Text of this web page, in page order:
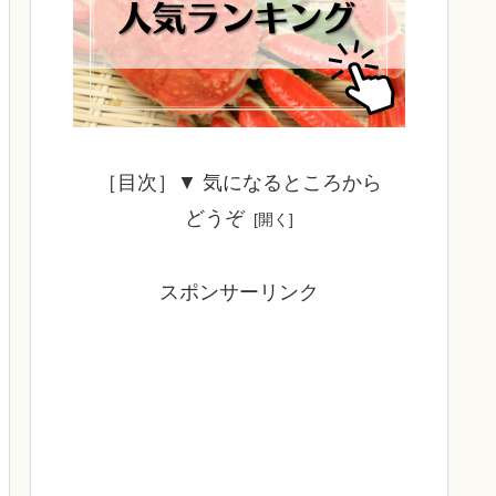
［目次］▼ 気になるところから
どうぞ
スポンサーリンク